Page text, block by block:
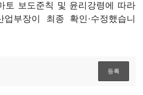
토 보도준칙 및 윤리강령에 따라
업부장이 최종 확인·수정했습니